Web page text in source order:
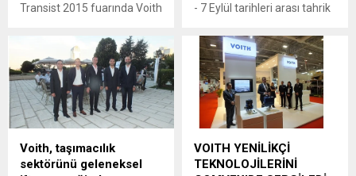
Transist 2015 fuarında Voith
altında ürün ve servis
uzmanlığını sergiledi.. Voith,
standında sergilediği şehir-
içi ve uzun mesafe
otobüsleri için tasarlanan
ekonomik ve dayanıklı DIWA
sayıda ödül kazanan
Aquatarder SWR (Sekonder
- 7 Eylül tarihleri arası tahrik
Ziyaretçiler, salon A4’teki
203 numaralı stantta Voith
Schneider Propeller (VSP),
Voith Inline Thruster (VIT) ya
da Voith Linear Jet (VLJ)
hakkında bilgi edindi. Voith,
iVSP 2.1 uygulamalı
elektronik kontrol sistemini
Voith, taşımacılık
sektörünü geleneksel
VOITH YENİLİKÇİ
TEKNOLOJİLERİNİ